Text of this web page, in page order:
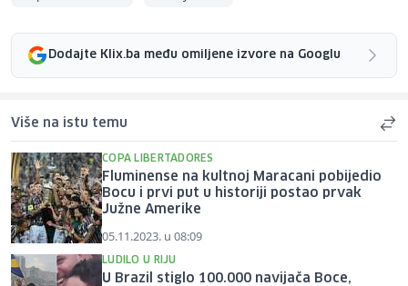
Dodajte Klix.ba među omiljene izvore na Googlu
Više na istu temu
COPA LIBERTADORES
Fluminense na kultnoj Maracani pobijedio
Bocu i prvi put u historiji postao prvak
Južne Amerike
05.11.2023. u 08:09
LUDILO U RIJU
U Brazil stiglo 100.000 navijača Boce,